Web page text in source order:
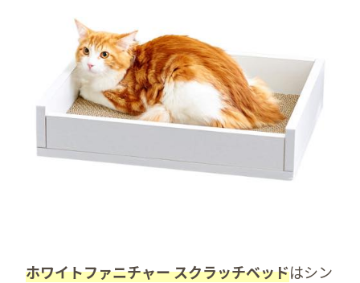
ホワイトファニチャー スクラッチベッドはシン